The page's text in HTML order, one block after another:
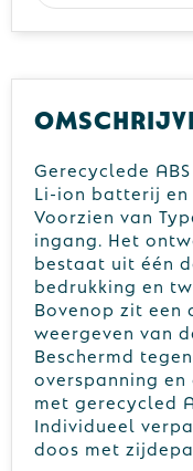
Gerecyclede
Li-ion batterij en
Voorzien van
ingang. Het
bestaat uit één
bedrukking en
Bovenop zit
weergeven van
Beschermd
overspanning
met gerecycled
Individueel
doos met